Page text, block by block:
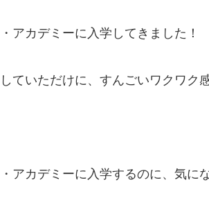
アカデミーに入学してきました！
ていただけに、すんごいワクワク
アカデミーに入学するのに、気に